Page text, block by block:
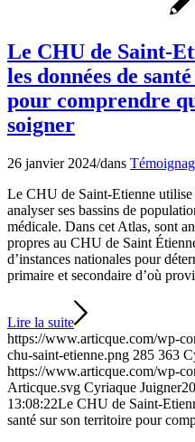
Le CHU de Saint-
les données de
pour comprendre
soigner
26 janvier 2024/dans
Le CHU de Saint-Etienne
analyser ses bassins de
médicale. Dans cet Atlas, sont
propres au CHU de Saint
d’instances nationales pour
primaire et secondaire d’où
Lire la suite
https://www.articque.com/wp-
chu-saint-etienne.png 285 363
https://www.articque.com/wp-
Articque.svg Cyriaque Juigner
13:08:22Le CHU de Saint-
santé sur son territoire pour